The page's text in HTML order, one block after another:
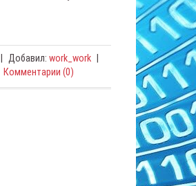
Добавил: work_work
Комментарии (0)